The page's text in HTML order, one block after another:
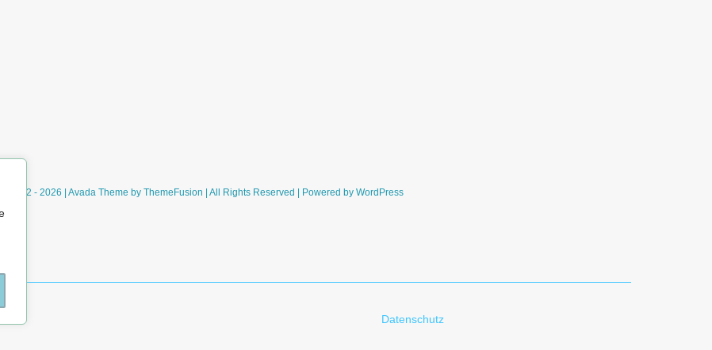
2012 - 2026 | Avada Theme by ThemeFusion | All Rights Reserved | Powered by WordPress
Datenschutz